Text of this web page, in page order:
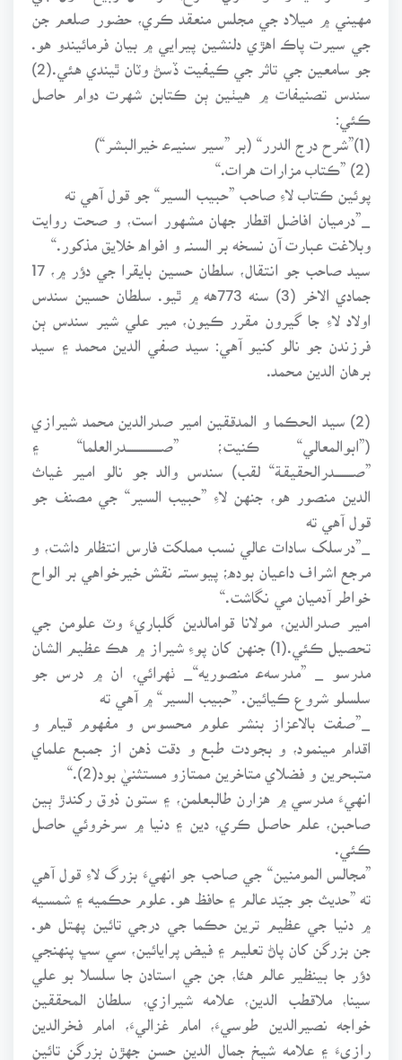
مهيني ۾ ميلاد جي مجلس منعقد ڪري، حضور صلعم جن
جي سيرت پاڪ اهڙي دلنشين پيرايي ۾ بيان فرمائيندو هو.
جو سامعين جي تاثر جي ڪيفيت ڏسڻ وٽان ٿيندي هئي.(2)
سندس تصنيفات ۾ هيٺين ٻن ڪتابن شهرت دوام حاصل
(1)”شرح درج الدرر“ (بر ”سير سنيـﮧﻋ خيرالبشر“)
(2) ”ڪتاب مزارات هرات.“
پوئين ڪتاب لاءِ صاحب ”حبيب السير“ جو قول آهي ته
_”درميان افاضل اقطار جهان مشهور است، و صحت روايت
وبلاغت عبارت آن نسخه بر السنـﮧ و افواه خلايق مذکور.“
سيد صاحب جو انتقال، سلطان حسين بايقرا جي دؤر ۾، 17
جمادي الاخر (3) سنه 773هه ۾ ٿيو. سلطان حسين سندس
اولاد لاءِ جا گيرون مقرر ڪيون، مير علي شير سندس ٻن
فرزندن جو نالو کنيو آهي: سيد صفي الدين محمد ۽ سيد
برهان الدين محمد.
(2) سيد الحڪما و المدققين امير صدرالدين محمد شيرازي
(”ابوالمعالي“ ڪنيت؛ ”صـــــــــــــــــــدرالعلما“ ۽
”صــــــــــدرالحقيقـة“ لقب) سندس والد جو نالو امير غياث
الدين منصور هو، جنهن لاءِ ”حبيب السير“ جي مصنف جو
قول آهي ته
_”درسلک سادات عالي نسب مملکت فارس انتظام داشت، و
مرجع اشراف داعيان بوده؛ پيوستـﮧ نقش خيرخواهي بر الواح
خواطر آدميان مي نگاشت.“
امير صدرالدين، مولانا قوامالدين گلباريءَ وٽ علومن جي
تحصيل ڪئي.(1) جنهن کان پوءِ شيراز ۾ هڪ عظيم الشان
مدرسو _ ”مدرسهﻋ منصوريه“_ ٺهرائي، ان ۾ درس جو
سلسلو شروع ڪيائين. ”حبيب السير“ ۾ آهي ته
_”صفت بالاعزاز بنشر علوم محسوس و مفهوم قيام و
اقدام مينمود، و بجودت طبع و دقت ذهن از جمبع علماي
متبحرين و فضلاي متاخرين ممتازو مستثنيٰ بود(2).“
انهيءَ مدرسي ۾ هزارن طالبعلمن، ۽ ستون ذوق رکندڙ ٻين
صاحبن، علم حاصل ڪري، دين ۽ دنيا ۾ سرخروئي حاصل
”مجالس المومنين“ جي صاحب جو انهيءَ بزرگ لاءِ قول آهي
ته ”حديث جو جيّد عالم ۽ حافظ هو. علوم حڪميه ۽ شمسيه
۾ دنيا جي عظيم ترين حڪما جي درجي تائين پهتل هو.
جن بزرگن کان پاڻ تعليم ۽ فيض پرايائين، سي سڀ پنهنجي
دؤر جا بينظير عالم هئا، جن جي استادن جا سلسلا بو علي
سينا، ملاقطب الدين، علامه شيرازي، سلطان المحققين
خواجه نصيرالدين طوسيءَ، امام غزاليءَ، امام فخرالدين
رازيءَ ۽ علامه شيخ جمال الدين حسن جهڙن بزرگن تائين